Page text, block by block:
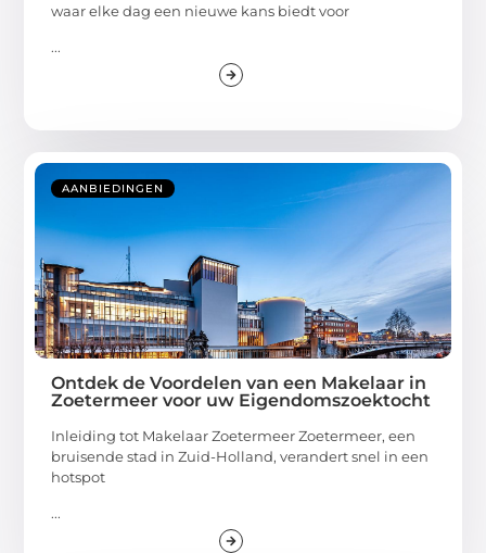
waar elke dag een nieuwe kans biedt voor
...
AANBIEDINGEN
Ontdek de Voordelen van een Makelaar in
Zoetermeer voor uw Eigendomszoektocht
Inleiding tot Makelaar Zoetermeer Zoetermeer, een
bruisende stad in Zuid-Holland, verandert snel in een
hotspot
...